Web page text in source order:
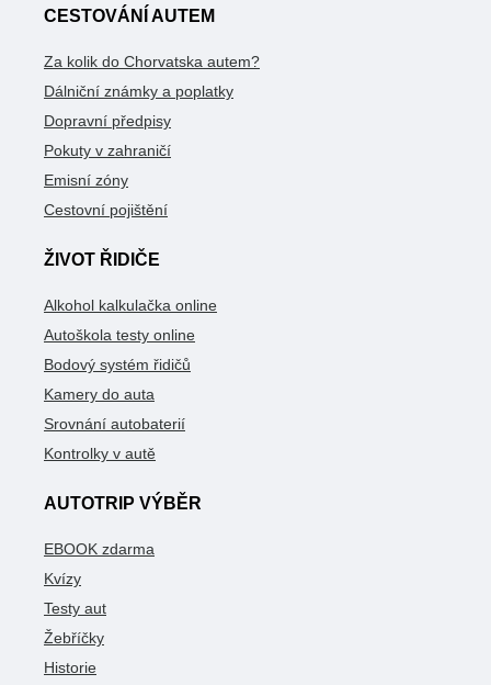
CESTOVÁNÍ AUTEM
Za kolik do Chorvatska autem?
Dálniční známky a poplatky
Dopravní předpisy
Pokuty v zahraničí
Emisní zóny
Cestovní pojištění
ŽIVOT ŘIDIČE
Alkohol kalkulačka online
Autoškola testy online
Bodový systém řidičů
Kamery do auta
Srovnání autobaterií
Kontrolky v autě
AUTOTRIP VÝBĚR
EBOOK zdarma
Kvízy
Testy aut
Žebříčky
Historie